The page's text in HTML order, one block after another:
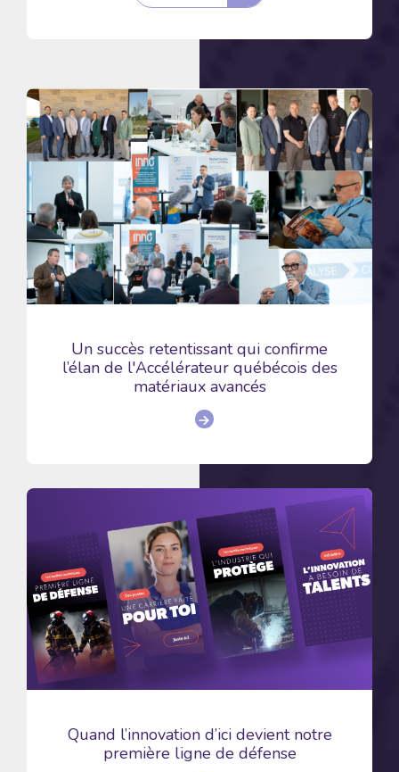
Un succès retentissant qui confirme
l’élan de l'Accélérateur québécois des
matériaux avancés
Quand l’innovation d’ici devient notre
première ligne de défense